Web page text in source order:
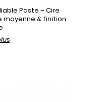
Paste – Cire
moyenne & finition